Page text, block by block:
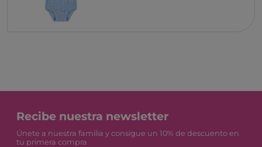
Recibe nuestra newsletter
Únete a nuestra familia y consigue un 10% de descuento en
tu primera compra